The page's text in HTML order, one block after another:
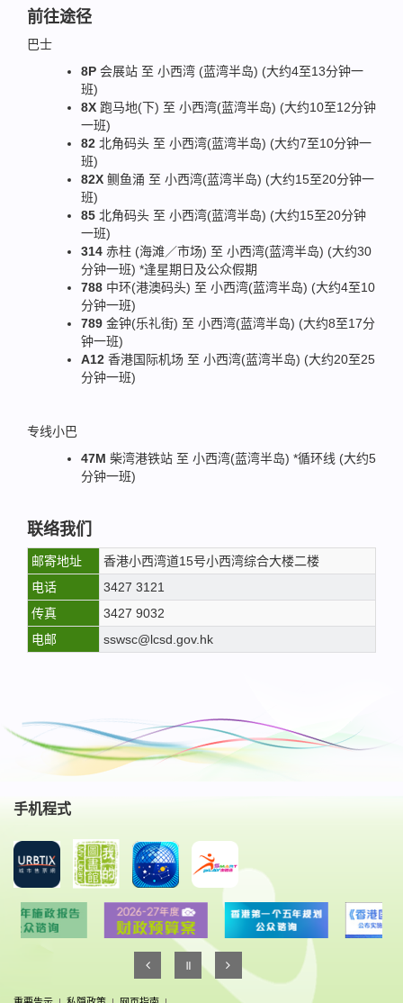
前往途径
巴士
8P 会展站 至 小西湾 (蓝湾半岛) (大约4至13分钟一
班)
8X 跑马地(下) 至 小西湾(蓝湾半岛) (大约10至12分钟
一班)
82 北角码头 至 小西湾(蓝湾半岛) (大约7至10分钟一
班)
82X 鲗鱼涌 至 小西湾(蓝湾半岛) (大约15至20分钟一
班)
85 北角码头 至 小西湾(蓝湾半岛) (大约15至20分钟
一班)
314 赤柱 (海滩／市场) 至 小西湾(蓝湾半岛) (大约30
分钟一班) *逢星期日及公众假期
788 中环(港澳码头) 至 小西湾(蓝湾半岛) (大约4至10
分钟一班)
789 金钟(乐礼街) 至 小西湾(蓝湾半岛) (大约8至17分
钟一班)
A12 香港国际机场 至 小西湾(蓝湾半岛) (大约20至25
分钟一班)
专线小巴
47M 柴湾港铁站 至 小西湾(蓝湾半岛) *循环线 (大约5
分钟一班)
联络我们
邮寄地址
香港小西湾道15号小西湾综合大楼二楼
电话
3427 3121
传真
3427 9032
电邮
sswsc@lcsd.gov.hk
手机程式